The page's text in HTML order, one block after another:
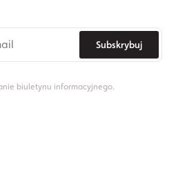
Subskrybuj
biuletynu informacyjnego.